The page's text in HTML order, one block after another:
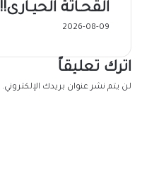
القحـاتة الحيـارى!!
2026-08-09
اترك تعليقاً
لن يتم نشر عنوان بريدك الإلكتروني.